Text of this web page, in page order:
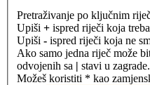
Pretraživanje po ključnim
Upiši + ispred riječi koja
Upiši - ispred riječi koja ne
Ako samo jedna riječ može
odvojenih sa | stavi u zagrade.
Možeš koristiti * kao